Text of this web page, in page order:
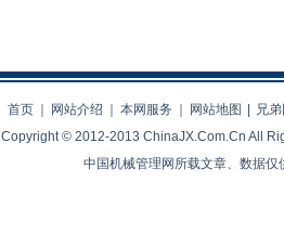
首页 ｜ 网站介绍 ｜ 本网服务 ｜ 网站地图 | 兄
Copyright © 2012-2013 ChinaJX.Com.Cn All
中国机械管理网所载文章、数据